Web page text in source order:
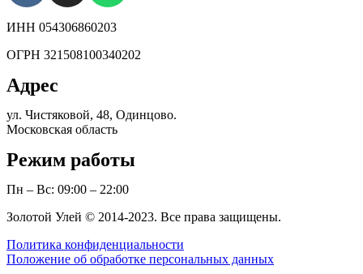
ИНН 054306860203
ОГРН 321508100340202
Адрес
ул. Чистяковой, 48, Одинцово.
Московская область
Режим работы
Пн – Вс: 09:00 – 22:00
Золотой Улей © 2014-2023. Все права защищены.
Политика конфиденциальности
Положение об обработке персональных данных